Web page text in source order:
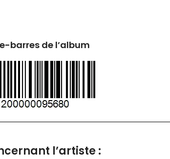
barres de l’album
l’artiste :